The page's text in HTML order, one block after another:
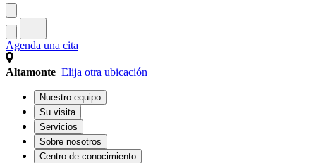
Agenda una cita
Altamonte Elija otra ubicación
Nuestro equipo
Su visita
Servicios
Sobre nosotros
Centro de conocimiento